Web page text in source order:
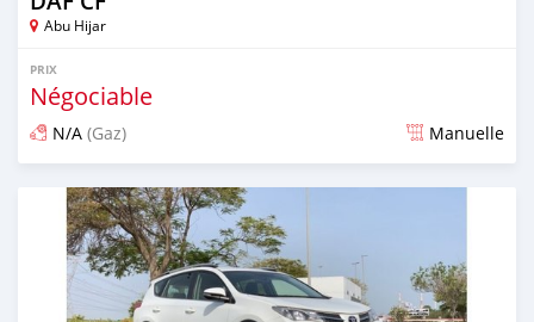
Abu Hijar
PRIX
Négociable
N/A (Gaz) Manuelle
Publié il y a plus de 3 ans